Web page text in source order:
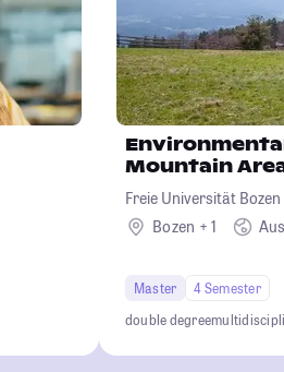
Mountain
Freie Universität Bozen
Bozen + 1
Master
4 Semester
double degree